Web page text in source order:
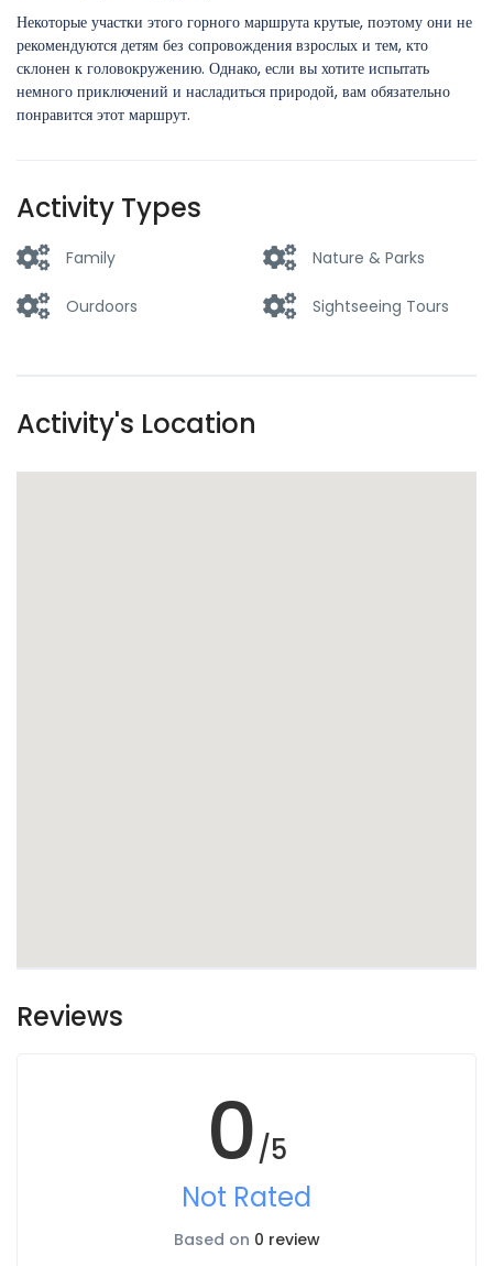
Некоторые участки этого горного маршрута крутые, поэтому они не
рекомендуются детям без сопровождения взрослых и тем, кто
склонен к головокружению. Однако, если вы хотите испытать
немного приключений и насладиться природой, вам обязательно
понравится этот маршрут.
Activity Types
Family Nature & Parks
Ourdoors Sightseeing Tours
Activity's Location
Reviews
0/5
Not Rated
Based on 0 review